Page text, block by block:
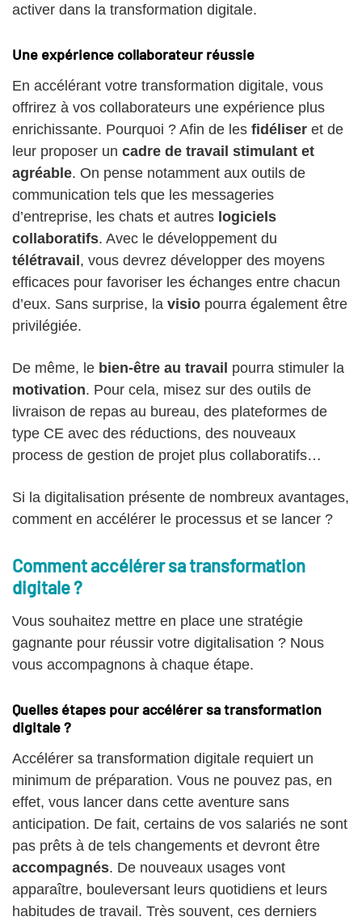
activer dans la transformation digitale.
Une expérience collaborateur réussie
En accélérant votre transformation digitale, vous
offrirez à vos collaborateurs une expérience plus
enrichissante. Pourquoi ? Afin de les fidéliser et de
leur proposer un cadre de travail stimulant et
agréable. On pense notamment aux outils de
communication tels que les messageries
d’entreprise, les chats et autres logiciels
collaboratifs. Avec le développement du
télétravail, vous devrez développer des moyens
efficaces pour favoriser les échanges entre chacun
d’eux. Sans surprise, la visio pourra également être
privilégiée.
De même, le bien-être au travail pourra stimuler la
motivation. Pour cela, misez sur des outils de
livraison de repas au bureau, des plateformes de
type CE avec des réductions, des nouveaux
process de gestion de projet plus collaboratifs…
Si la digitalisation présente de nombreux avantages,
comment en accélérer le processus et se lancer ?
Comment accélérer sa transformation
digitale ?
Vous souhaitez mettre en place une stratégie
gagnante pour réussir votre digitalisation ? Nous
vous accompagnons à chaque étape.
Quelles étapes pour accélérer sa transformation
digitale ?
Accélérer sa transformation digitale requiert un
minimum de préparation. Vous ne pouvez pas, en
effet, vous lancer dans cette aventure sans
anticipation. De fait, certains de vos salariés ne sont
pas prêts à de tels changements et devront être
accompagnés. De nouveaux usages vont
apparaître, bouleversant leurs quotidiens et leurs
habitudes de travail. Très souvent, ces derniers